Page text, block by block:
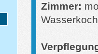
Zimmer: